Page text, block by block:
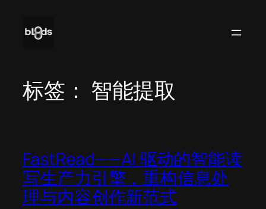
标签： 智能提取
FastRead——AI 驱动的智能读
写生产力引擎，重构信息处
理与内容创作新范式